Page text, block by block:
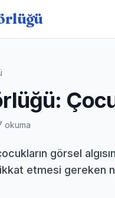
okuma
görsel
etmesi gereken